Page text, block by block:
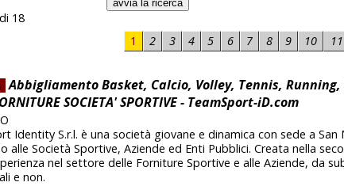
18
1
2 3 4 5 6 7 8 9 10 11
Abbigliamento Basket, Calcio, Volley, Tennis,
SOCIETA' SPORTIVE - TeamSport-iD.com
Identity S.r.l. è una società giovane e dinamica con sede a
alle Società Sportive, Aziende ed Enti Pubblici. Creata nella
nel settore delle Forniture Sportive e alle Aziende, da
e non.